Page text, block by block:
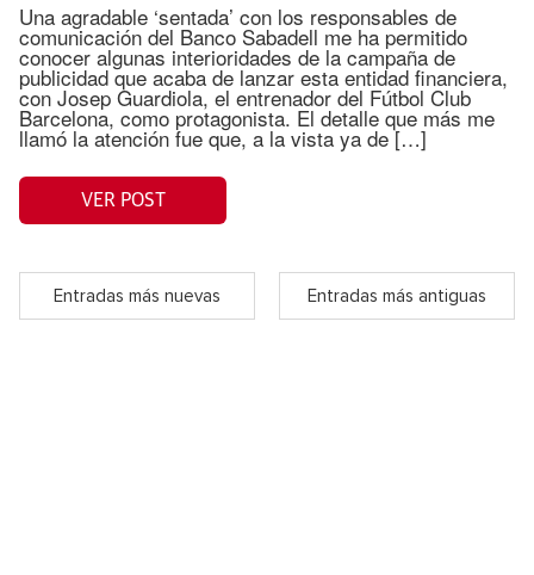
Una agradable ‘sentada’ con los responsables de
comunicación del Banco Sabadell me ha permitido
conocer algunas interioridades de la campaña de
publicidad que acaba de lanzar esta entidad financiera,
con Josep Guardiola, el entrenador del Fútbol Club
Barcelona, como protagonista. El detalle que más me
llamó la atención fue que, a la vista ya de […]
VER POST
Entradas más nuevas Entradas más antiguas